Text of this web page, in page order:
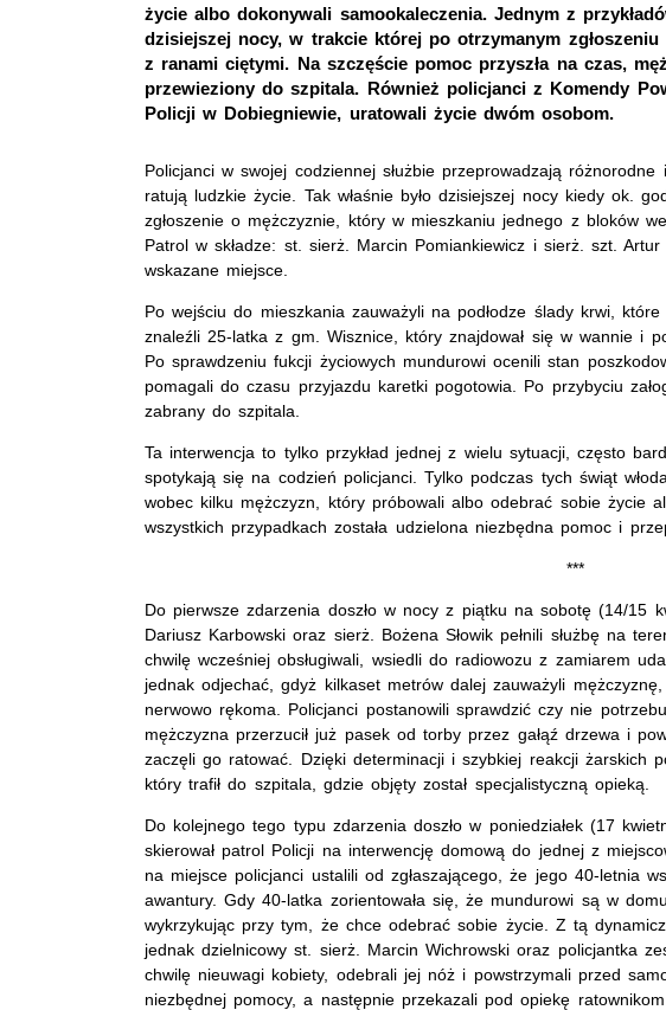
życie albo dokonywali samookaleczenia. Jednym z
dzisiejszej nocy, w trakcie której po otrzymanym
z ranami ciętymi. Na szczęście pomoc przyszła na czas,
przewieziony do szpitala. Również policjanci z Komendy
Policji w Dobiegniewie, uratowali życie dwóm osobom.
Policjanci w swojej codziennej służbie przeprowadzają
ratują ludzkie życie. Tak właśnie było dzisiejszej nocy kiedy ok.
zgłoszenie o mężczyznie, który w mieszkaniu jednego z bloków
Patrol w składze: st. sierż. Marcin Pomiankiewicz i sierż. szt.
wskazane miejsce.
Po wejściu do mieszkania zauważyli na podłodze ślady krwi, które
znaleźli 25-latka z gm. Wisznice, który znajdował się w wannie i
Po sprawdzeniu fukcji życiowych mundurowi ocenili stan
pomagali do czasu przyjazdu karetki pogotowia. Po przybyciu
zabrany do szpitala.
Ta interwencja to tylko przykład jednej z wielu sytuacji, często
spotykają się na codzień policjanci. Tylko podczas tych świąt
wobec kilku mężczyzn, który próbowali albo odebrać sobie życie
wszystkich przypadkach została udzielona niezbędna pomoc i
***
Do pierwsze zdarzenia doszło w nocy z piątku na sobotę (14/15
Dariusz Karbowski oraz sierż. Bożena Słowik pełnili służbę na
chwilę wcześniej obsługiwali, wsiedli do radiowozu z zamiarem
jednak odjechać, gdyż kilkaset metrów dalej zauważyli
nerwowo rękoma. Policjanci postanowili sprawdzić czy nie
mężczyzna przerzucił już pasek od torby przez gałąź drzewa i
zaczęli go ratować. Dzięki determinacji i szybkiej reakcji żarskich
który trafił do szpitala, gdzie objęty został specjalistyczną opieką.
Do kolejnego tego typu zdarzenia doszło w poniedziałek (17
skierował patrol Policji na interwencję domową do jednej z
na miejsce policjanci ustalili od zgłaszającego, że jego 40-letnia
awantury. Gdy 40-latka zorientowała się, że mundurowi są w
wykrzykując przy tym, że chce odebrać sobie życie. Z tą
jednak dzielnicowy st. sierż. Marcin Wichrowski oraz policjantka
chwilę nieuwagi kobiety, odebrali jej nóż i powstrzymali przed
niezbędnej pomocy, a następnie przekazali pod opiekę ratownikom